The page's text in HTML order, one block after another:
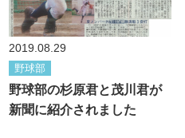
2019.08.29
野球部
野球部の杉原君と茂川君が
新聞に紹介されました